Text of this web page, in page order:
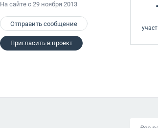
На сайте с 29 ноября 2013
Отправить сообщение
Пригласить в проект